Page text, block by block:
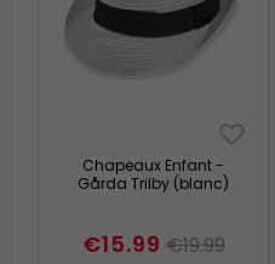
Chapeaux Enfant -
Gårda Trilby (blanc)
€15.99 €19.99